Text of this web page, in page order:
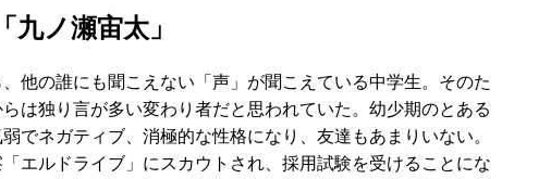
九ノ瀬宙太」
他の誰にも聞こえない「声」が聞こえている中学生。そのた
は独り言が多い変わり者だと思われていた。幼少期のとある
弱でネガティブ、消極的な性格になり、友達もあまりいない。
エルドライブ」にスカウトされ、採用試験を受けることにな